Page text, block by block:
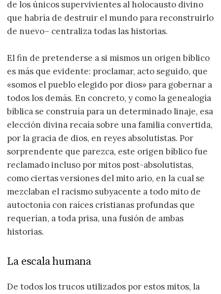
de los únicos supervivientes al holocausto divino
que habría de destruir el mundo para reconstruirlo
de nuevo– centraliza todas las historias.
El fin de pretenderse a si mismos un origen bíblico
es más que evidente: proclamar, acto seguido, que
«somos el pueblo elegido por dios» para gobernar a
todos los demás. En concreto, y como la genealogía
bíblica se construía para un determinado linaje, esa
elección divina recaía sobre una familia convertida,
por la gracia de dios, en reyes absolutistas. Por
sorprendente que parezca, este origen bíblico fue
reclamado incluso por mitos post-absolutistas,
como ciertas versiones del mito ario, en la cual se
mezclaban el racismo subyacente a todo mito de
autoctonía con raíces cristianas profundas que
requerían, a toda prisa, una fusión de ambas
historias.
La escala humana
De todos los trucos utilizados por estos mitos, la